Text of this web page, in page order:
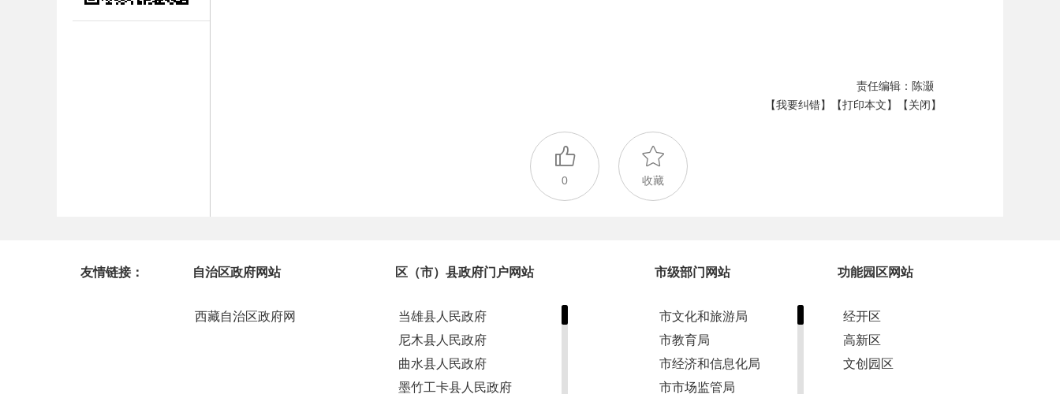
责任编辑：陈灏
【我要纠错】
【打印本文】 【关闭】
0 收藏
友情链接： 自治区政府网站 区（市）县政府门户网站 市级部门网站 功能园区网站
西藏自治区政府网
当雄县人民政府
尼木县人民政府
曲水县人民政府
墨竹工卡县人民政府
市文化和旅游局
市教育局
市经济和信息化局
市市场监管局
经开区
高新区
文创园区